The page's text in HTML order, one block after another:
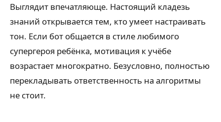
Выглядит впечатляюще. Настоящий кладезь
знаний открывается тем, кто умеет настраивать
тон. Если бот общается в стиле любимого
супергероя ребёнка, мотивация к учёбе
возрастает многократно. Безусловно, полностью
перекладывать ответственность на алгоритмы
не стоит.